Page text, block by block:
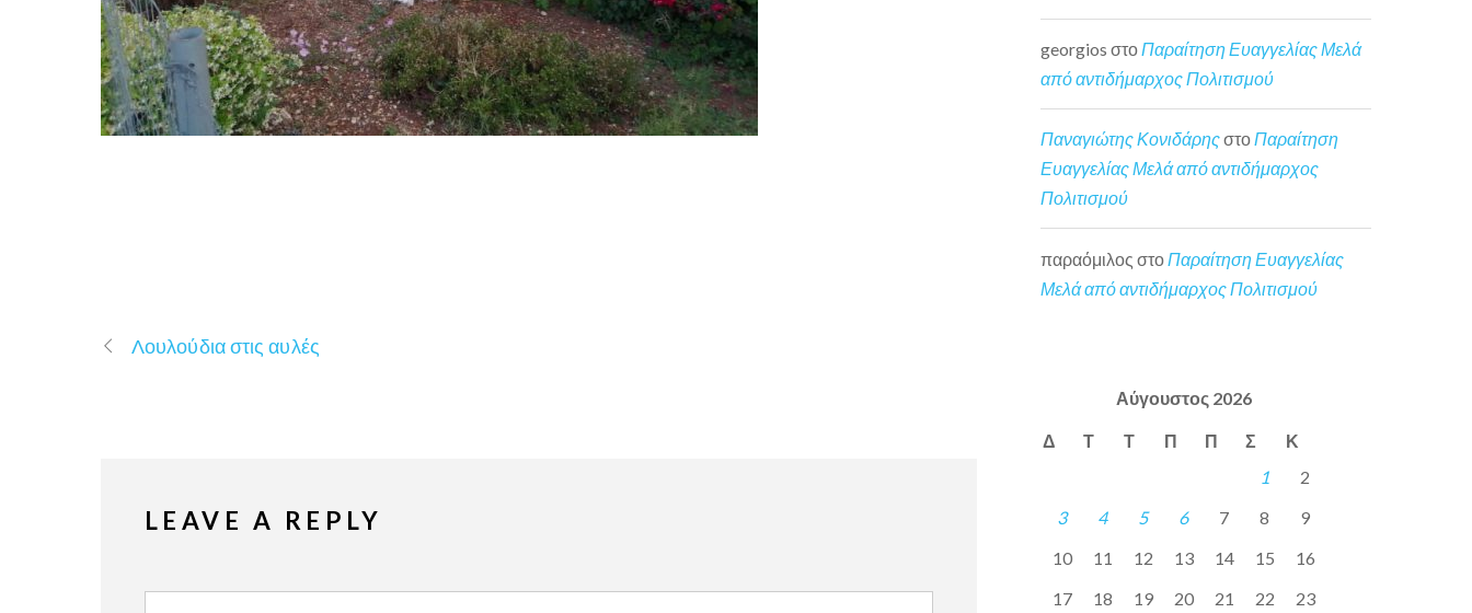
Λουλούδια στις αυλές
LEAVE A REPLY
georgios στοΠαραίτηση Ευαγγελίας Μελά
από αντιδήμαρχος Πολιτισμού
Παναγιώτης ΚονιδάρηςστοΠαραίτηση
Ευαγγελίας Μελά από αντιδήμαρχος
Πολιτισμού
παραόμιλος στο Παραίτηση Ευαγγελίας
Μελά από αντιδήμαρχος Πολιτισμού
Αύγουστος 2026
Δ Τ Τ Π Π Σ
Κ
1
2
3
4 5 6 7 8
9
10
11 12 13 14 15
16
17
18 19 20 21 22 23